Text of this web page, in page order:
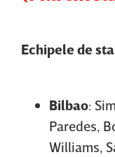
Echipele de
Bilbao:
Paredes,
Williams,